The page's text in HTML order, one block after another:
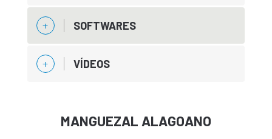
SOFTWARES
VÍDEOS
MANGUEZAL ALAGOANO